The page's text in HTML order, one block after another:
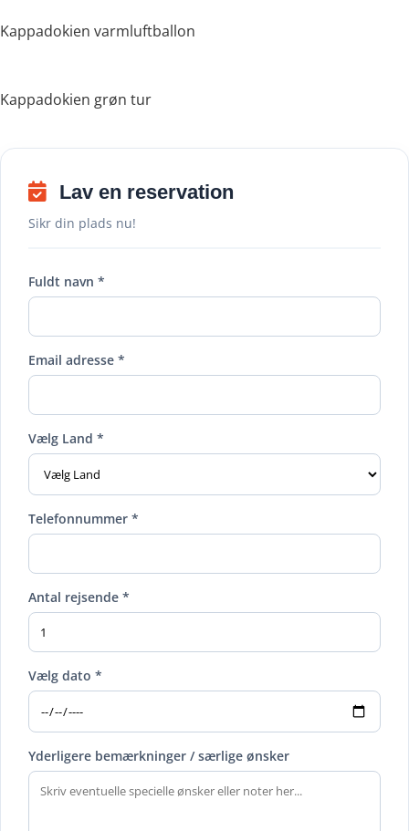
Kappadokien varmluftballon
Kappadokien grøn tur
Lav en reservation
Sikr din plads nu!
Fuldt navn *
Email adresse *
Vælg Land *
Telefonnummer *
Antal rejsende *
Vælg dato *
Yderligere bemærkninger / særlige ønsker